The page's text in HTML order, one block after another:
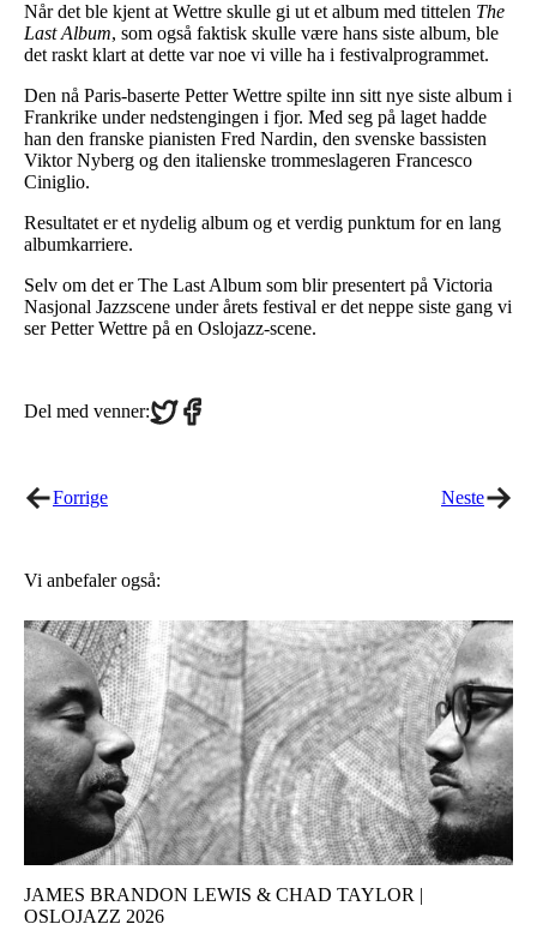
Når det ble kjent at Wettre skulle gi ut et album med tittelen The
Last Album, som også faktisk skulle være hans siste album, ble
det raskt klart at dette var noe vi ville ha i festivalprogrammet.
Den nå Paris-baserte Petter Wettre spilte inn sitt nye siste album i
Frankrike under nedstengingen i fjor. Med seg på laget hadde
han den franske pianisten Fred Nardin, den svenske bassisten
Viktor Nyberg og den italienske trommeslageren Francesco
Ciniglio.
Resultatet er et nydelig album og et verdig punktum for en lang
albumkarriere.
Selv om det er The Last Album som blir presentert på Victoria
Nasjonal Jazzscene under årets festival er det neppe siste gang vi
ser Petter Wettre på en Oslojazz-scene.
Del med venner:Share
on
Share
on
Forrige Neste
Vi anbefaler også:
JAMES BRANDON LEWIS & CHAD TAYLOR |
OSLOJAZZ 2026